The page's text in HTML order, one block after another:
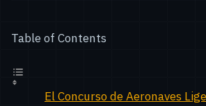
Table of Contents
El Concurso de Aeronaves